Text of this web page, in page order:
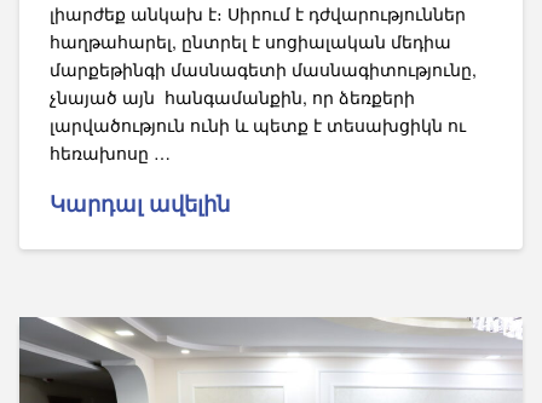
լիարժեք անկախ է։ Սիրում է դժվարություններ
հաղթահարել, ընտրել է սոցիալական մեդիա
մարքեթինգի մասնագետի մասնագիտությունը,
չնայած այն հանգամանքին, որ ձեռքերի
լարվածություն ունի և պետք է տեսախցիկն ու
հեռախոսը …
Կարդալ ավելին